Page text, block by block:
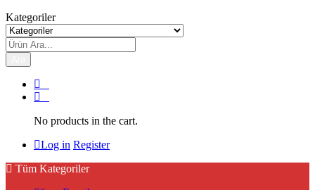
Kategoriler
No products in the cart.
Log in Register
Tüm Kategoriler